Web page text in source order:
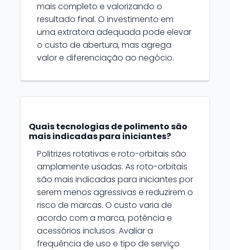
mais completo e valorizando o
resultado final. O investimento em
uma extratora adequada pode elevar
o custo de abertura, mas agrega
valor e diferenciação ao negócio.
Quais tecnologias de polimento são
mais indicadas para iniciantes?
Politrizes rotativas e roto-orbitais são
amplamente usadas. As roto-orbitais
são mais indicadas para iniciantes por
serem menos agressivas e reduzirem o
risco de marcas. O custo varia de
acordo com a marca, potência e
acessórios inclusos. Avaliar a
frequência de uso e tipo de serviço